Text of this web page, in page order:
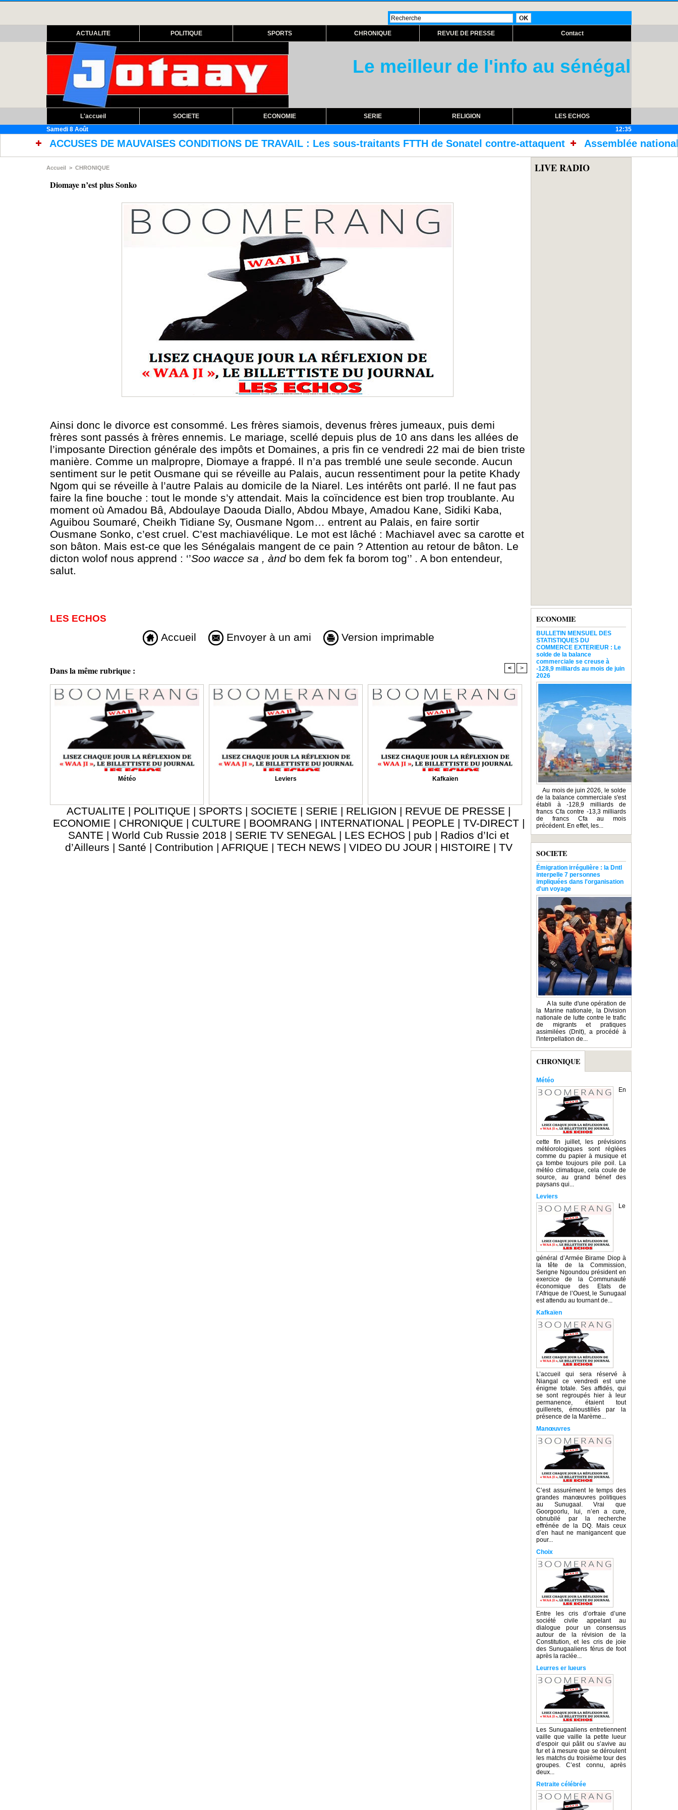
ACTUALITE POLITIQUE SPORTS CHRONIQUE REVUE DE PRESSE Contact
Le meilleur de l'info au sénégal
L'accueil SOCIETE ECONOMIE SERIE RELIGION
LES ECHOS
Samedi 8 Août
12:35
DE MAUVAISES CONDITIONS DE TRAVAIL : Les sous-traitants FTTH de Sonatel contre-attaquent Assemblée nationale : ouverture
Accueil > CHRONIQUE
Diomaye n’est plus Sonko
Ainsi donc le divorce est consommé. Les frères siamois, devenus frères jumeaux, puis demi
frères sont passés à frères ennemis. Le mariage, scellé depuis plus de 10 ans dans les allées de
l’imposante Direction générale des impôts et Domaines, a pris fin ce vendredi 22 mai de bien triste
manière. Comme un malpropre, Diomaye a frappé. Il n’a pas tremblé une seule seconde. Aucun
sentiment sur le petit Ousmane qui se réveille au Palais, aucun ressentiment pour la petite Khady
Ngom qui se réveille à l’autre Palais au domicile de la Niarel. Les intérêts ont parlé. Il ne faut pas
faire la fine bouche : tout le monde s’y attendait. Mais la coïncidence est bien trop troublante. Au
moment où Amadou Bâ, Abdoulaye Daouda Diallo, Abdou Mbaye, Amadou Kane, Sidiki Kaba,
Aguibou Soumaré, Cheikh Tidiane Sy, Ousmane Ngom… entrent au Palais, en faire sortir
Ousmane Sonko, c’est cruel. C’est machiavélique. Le mot est lâché : Machiavel avec sa carotte et
son bâton. Mais est-ce que les Sénégalais mangent de ce pain ? Attention au retour de bâton. Le
dicton wolof nous apprend : ‘’Soo wacce sa , àndbo dem fek fa borom tog’’ . A bon entendeur,
salut.
LES ECHOS
Accueil Envoyer à un ami Version imprimable
Dans la même rubrique : < >
Météo Leviers Kafkaïen
ACTUALITE | POLITIQUE | SPORTS | SOCIETE | SERIE | RELIGION | REVUE DE PRESSE |
ECONOMIE | CHRONIQUE | CULTURE | BOOMRANG | INTERNATIONAL | PEOPLE | TV-DIRECT |
SANTE | World Cub Russie 2018 | SERIE TV SENEGAL | LES ECHOS | pub | Radios d’Ici et
d’Ailleurs | Santé | Contribution | AFRIQUE | TECH NEWS | VIDEO DU JOUR | HISTOIRE | TV
LIVE RADIO
ECONOMIE
BULLETIN MENSUEL DES
STATISTIQUES DU
COMMERCE EXTERIEUR : Le
solde de la balance
commerciale se creuse à
-128,9 milliards au mois de juin
2026
Au mois de juin 2026, le solde
de la balance commerciale s'est
établi à -128,9 milliards de
francs Cfa contre -13,3 milliards
de francs Cfa au mois
précédent. En effet, les...
SOCIETE
Émigration irrégulière : la Dntl
interpelle 7 personnes
impliquées dans l'organisation
d'un voyage
A la suite d'une opération de
la Marine nationale, la Division
nationale de lutte contre le trafic
de migrants et pratiques
assimilées (Dnlt), a procédé à
l'interpellation de...
CHRONIQUE
Météo
En
cette fin juillet, les prévisions
météorologiques sont réglées
comme du papier à musique et
ça tombe toujours pile poil. La
météo climatique, cela coule de
source, au grand bénef des
paysans qui...
Leviers
Le
général d’Armée Birame Diop à
la tête de la Commission,
Serigne Ngoundou président en
exercice de la Communauté
économique des Etats de
l’Afrique de l’Ouest, le Sunugaal
est attendu au tournant de...
Kafkaïen
L’accueil qui sera réservé à
Niangal ce vendredi est une
énigme totale. Ses affidés, qui
se sont regroupés hier à leur
permanence, étaient tout
guillerets, émoustillés par la
présence de la Marème...
Manœuvres
C’est assurément le temps des
grandes manœuvres politiques
au Sunugaal. Vrai que
Goorgoorlu, lui, n’en a cure,
obnubilé par la recherche
effrénée de la DQ. Mais ceux
d’en haut ne manigancent que
pour...
Choix
Entre les cris d’orfraie d’une
société civile appelant au
dialogue pour un consensus
autour de la révision de la
Constitution, et les cris de joie
des Sunugaaliens férus de foot
après la raclée...
Leurres er lueurs
Les Sunugaaliens entretiennent
vaille que vaille la petite lueur
d’espoir qui pâlit ou s’avive au
fur et à mesure que se déroulent
les matchs du troisième tour des
groupes. C’est connu, après
deux...
Retraite célébrée